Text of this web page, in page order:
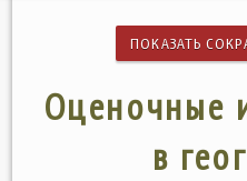
ПОКАЗАТЬ
Оценочные
в